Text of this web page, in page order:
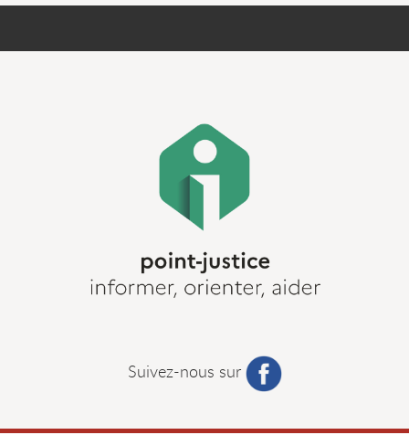
Suivez-nous sur